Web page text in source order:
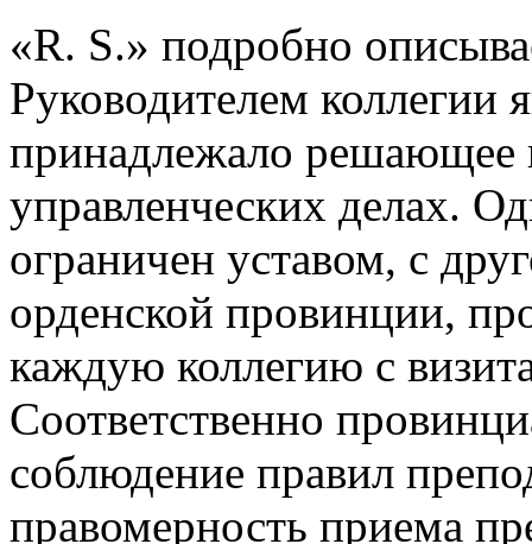
«R. S.» подробно
Руководителем коллегии
принадлежало решающее
управленческих делах.
ограничен уставом, с
орденской провинции,
каждую коллегию с
Соответственно
соблюдение правил
правомерность приема